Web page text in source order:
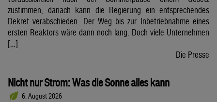
zustimmen, danach kann die Regierung ein entsprechendes
Dekret verabschieden. Der Weg bis zur Inbetriebnahme eines
ersten Reaktors wäre dann noch lang. Doch viele Unternehmen
[…]
Die Presse
Nicht nur Strom: Was die Sonne alles kann
6. August 2026